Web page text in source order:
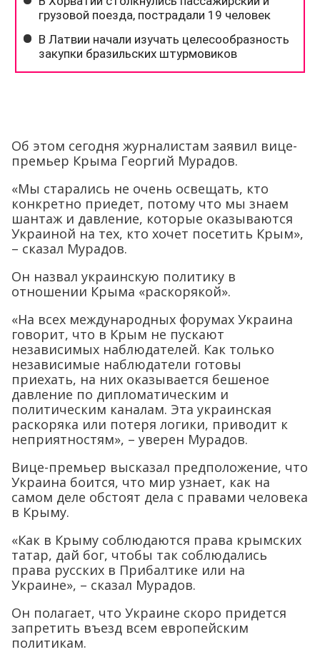
Об этом сегодня журналистам заявил вице-
премьер Крыма Георгий Мурадов.
«Мы старались не очень освещать, кто
конкретно приедет, потому что мы знаем
шантаж и давление, которые оказываются
Украиной на тех, кто хочет посетить Крым»,
– сказал Мурадов.
Он назвал украинскую политику в
отношении Крыма «раскорякой».
«На всех международных форумах Украина
говорит, что в Крым не пускают
независимых наблюдателей. Как только
независимые наблюдатели готовы
приехать, на них оказывается бешеное
давление по дипломатическим и
политическим каналам. Эта украинская
раскоряка или потеря логики, приводит к
неприятностям», – уверен Мурадов.
Вице-премьер высказал предположение, что
Украина боится, что мир узнает, как на
самом деле обстоят дела с правами человека
в Крыму.
«Как в Крыму соблюдаются права крымских
татар, дай бог, чтобы так соблюдались
права русских в Прибалтике или на
Украине», – сказал Мурадов.
Он полагает, что Украине скоро придется
запретить въезд всем европейским
политикам.